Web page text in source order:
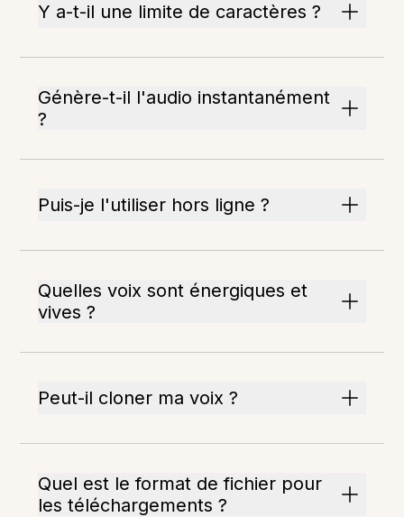
Y a-t-il une limite de caractères ?
Génère-t-il l'audio instantanément
?
Puis-je l'utiliser hors ligne ?
Quelles voix sont énergiques et
vives ?
Peut-il cloner ma voix ?
Quel est le format de fichier pour
les téléchargements ?